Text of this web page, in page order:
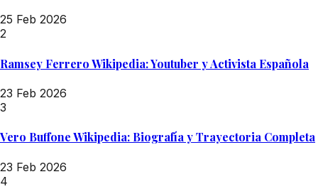
25 Feb 2026
2
Ramsey Ferrero Wikipedia: Youtuber y Activista Española
23 Feb 2026
3
Vero Buffone Wikipedia: Biografía y Trayectoria Completa
23 Feb 2026
4